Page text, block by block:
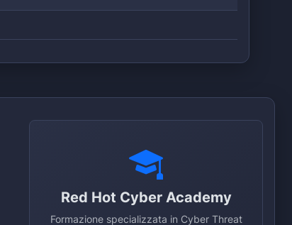
Red Hot Cyber Academy
Formazione specializzata in Cyber Threat